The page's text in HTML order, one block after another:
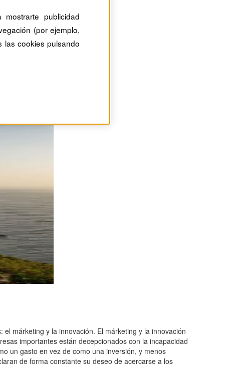
márketing y la innovación. El márketing y la innovación
importantes están decepcionados con la incapacidad
un gasto en vez de como una inversión, y menos
de forma constante su deseo de acercarse a los
publicidad
(por ejemplo,
las cookies pulsando